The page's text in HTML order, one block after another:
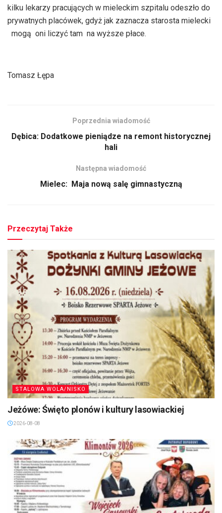
kilku lekarzy pracujących w mieleckim szpitalu odeszło do
prywatnych placówek, gdyż jak zaznacza starosta mielecki
mogą oni liczyć tam na wyższe płace.
Tomasz Łępa
Poprzednia wiadomość
Dębica: Dodatkowe pieniądze na remont historycznej
hali
Następna wiadomość
Mielec: Maja nową salę gimnastyczną
Przeczytaj Także
STALOWA WOLA/NISKO
Jeżówe: Święto plonów i kultury lasowiackiej
2026-08-08